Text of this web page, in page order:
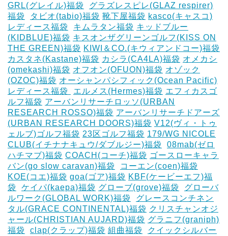
GRL(グレイル)福袋
グラズレスピレ(GLAZ respirer)
福袋
タビオ(tabio)福袋 靴下屋福袋 kasco(キャスコ)
レディース福袋
キムラタン福袋 キッドブルー
(KIDBLUE)福袋 キスオンザグリーンゴルフ(KISS ON
THE GREEN)福袋 KIWI＆CO.(キウィアンドコー)福袋
カスタネ(Kastane)福袋 カシラ(CA4LA)福袋 ‎オメカシ
(omekashi)福袋 オフオン(OFUON)福袋 オゾック
(OZOC)福袋 オーシャンパシフィック(Ocean Pacific)
レディース福袋 ‎
エルメス(Hermes)福袋 エフィカスゴ
ルフ福袋 アーバンリサーチロッソ(URBAN
RESEARCH ROSSO)福袋 アーバンリサーチドアーズ
(URBAN RESEARCH DOORS)福袋 V12(ヴィ・トゥ
ェルブ)ゴルフ福袋 23区ゴルフ福袋 179/WG NICOLE
CLUB(イチナナキュウ/ダブルジー)福袋
08mab(ゼロ
ハチマブ)福袋 COACH(コーチ)福袋 ゴースローキャラ
バン(go slow caravan)福袋
コーエン(coen)福袋
KOE(コエ)福袋 goa(ゴア)福袋 KBF(ケービーエフ)福
袋
ケイパ(kaepa)福袋 グローブ(grove)福袋
グローバ
ルワーク(GLOBAL WORK)福袋
グレースコンチネン
タル(GRACE CONTINENTAL)福袋 クリスチャンオジ
ャール(CHRISTIAN AUJARD)福袋 グラニフ(graniph)
福袋
clap(クラップ)福袋 組曲福袋
クイックシルバー